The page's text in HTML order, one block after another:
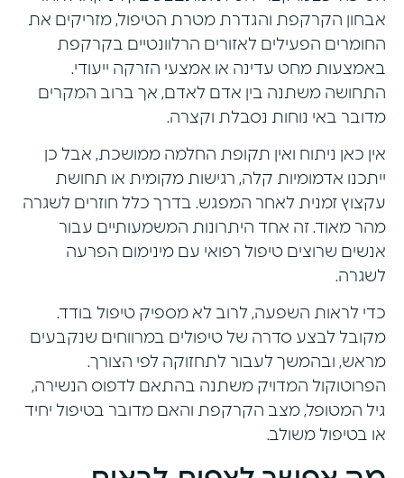
אבחון הקרקפת והגדרת מטרת הטיפול, מזריקים את
החומרים הפעילים לאזורים הרלוונטיים בקרקפת
באמצעות מחט עדינה או אמצעי הזרקה ייעודי.
התחושה משתנה בין אדם לאדם, אך ברוב המקרים
מדובר באי נוחות נסבלת וקצרה.
אין כאן ניתוח ואין תקופת החלמה ממושכת, אבל כן
ייתכנו אדמומיות קלה, רגישות מקומית או תחושת
עקצוץ זמנית לאחר המפגש. בדרך כלל חוזרים לשגרה
מהר מאוד. זה אחד היתרונות המשמעותיים עבור
אנשים שרוצים טיפול רפואי עם מינימום הפרעה
לשגרה.
כדי לראות השפעה, לרוב לא מספיק טיפול בודד.
מקובל לבצע סדרה של טיפולים במרווחים שנקבעים
מראש, ובהמשך לעבור לתחזוקה לפי הצורך.
הפרוטוקול המדויק משתנה בהתאם לדפוס הנשירה,
גיל המטופל, מצב הקרקפת והאם מדובר בטיפול יחיד
או בטיפול משולב.